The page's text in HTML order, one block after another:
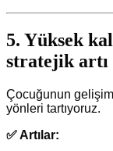
5. Yüksek
stratejik artı
Çocuğunun
yönleri tartıyoruz.
✅ Artılar: